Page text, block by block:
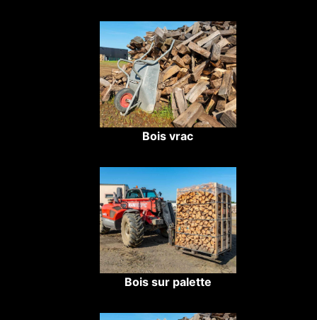
Bois vrac
Bois sur palette